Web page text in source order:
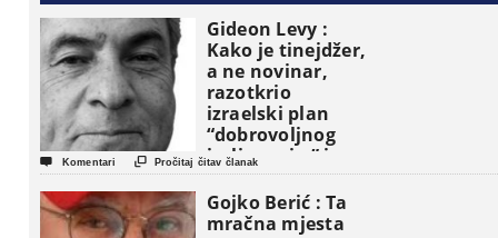
Gideon Levy :
Kako je tinejdžer,
a ne novinar,
razotkrio
izraelski plan
“dobrovoljnog
iseljavanja ” iz
Gaze
 Komentari  Pročitaj čitav članak
Gojko Berić : Ta
mračna mjesta